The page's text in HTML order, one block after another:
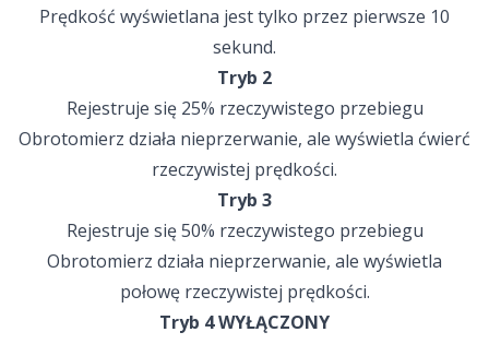
Prędkość wyświetlana jest tylko przez pierwsze 10
sekund.
Tryb 2
Rejestruje się 25% rzeczywistego przebiegu
Obrotomierz działa nieprzerwanie, ale wyświetla ćwierć
rzeczywistej prędkości.
Tryb 3
Rejestruje się 50% rzeczywistego przebiegu
Obrotomierz działa nieprzerwanie, ale wyświetla
połowę rzeczywistej prędkości.
Tryb 4 WYŁĄCZONY